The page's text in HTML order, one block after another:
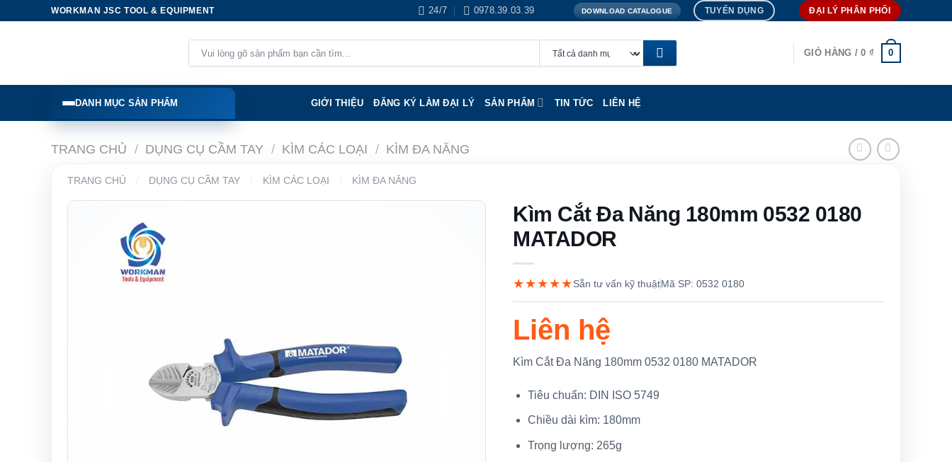
WORKMAN JSC TOOL & EQUIPMENT 24/7 0978.39.03.39 DOWNLOAD CATALOGUE TUYỂN DỤNG ĐẠI LÝ PHÂN PHỐI
kiếm:
GIỎ HÀNG /0 ₫ 0
DANH MỤC SẢN PHẨM GIỚI THIỆU ĐĂNG KÝ LÀM ĐẠI LÝ SẢN PHẨM TIN TỨC LIÊN HỆ
TRANG CHỦ / DỤNG CỤ CẦM TAY / KÌM CÁC LOẠI / KÌM ĐA NĂNG
TRANG CHỦ DỤNG CỤ CẦM TAY KÌM CÁC LOẠI KÌM ĐA NĂNG
Kìm Cắt Đa Năng 180mm 0532 0180
MATADOR
★★★★★Sẵn tư vấn kỹ thuậtMã SP: 0532 0180
Liên hệ
Kìm Cắt Đa Năng 180mm 0532 0180 MATADOR
Tiêu chuẩn: DIN ISO 5749
Chiều dài kìm: 180mm
Trọng lượng: 265g